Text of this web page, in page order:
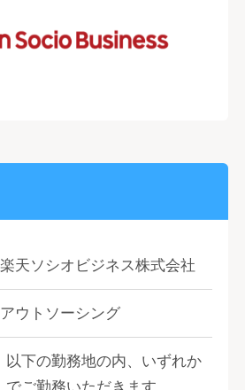
楽天ソシオビジネス株式会社
アウトソーシング
以下の勤務地の内、いずれか